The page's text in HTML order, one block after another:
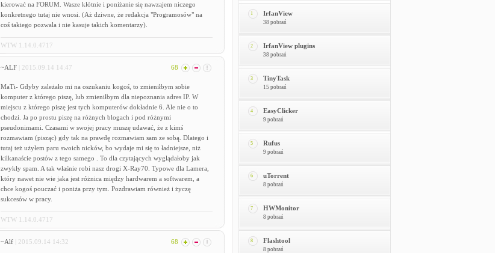
kierować na FORUM. Wasze kłótnie i poniżanie się nawzajem niczego
konkretnego tutaj nie wnosi. (Aż dziwne, że redakcja "Programosów" na
coś takiego pozwala i nie kasuje takich komentarzy).
WTW 1.14.0.4717
~ALF | 2015.09.14 14:47 68
MaTi- Gdyby zależało mi na oszukaniu kogoś, to zmieniłbym sobie
komputer z którego piszę, lub zmieniłbym dla niepoznania adres IP. W
miejscu z którego piszę jest tych komputerów dokładnie 6. Ale nie o to
chodzi. Ja po prostu piszę na różnych blogach i pod różnymi
pseudonimami. Czasami w swojej pracy muszę udawać, że z kimś
rozmawiam (pisząc) gdy tak na prawdę rozmawiam sam ze sobą. Dlatego i
tutaj też użyłem paru swoich nicków, bo wydaje mi się to ładniejsze, niż
kilkanaście postów z tego samego . To dla czytających wyglądałoby jak
zwykły spam. A tak właśnie robi nasz drogi X-Ray70. Typowe dla Lamera,
który nawet nie wie jaka jest różnica między hardwarem a softwarem, a
chce kogoś pouczać i poniża przy tym. Pozdrawiam również i życzę
sukcesów w pracy.
WTW 1.14.0.4717
~Alf | 2015.09.14 14:32 68
1 IrfanView
38 pobrań
2 IrfanView plugins
38 pobrań
3 TinyTask
15 pobrań
4 EasyClicker
9 pobrań
5 Rufus
9 pobrań
6 uTorrent
8 pobrań
7 HWMonitor
8 pobrań
8 Flashtool
8 pobrań